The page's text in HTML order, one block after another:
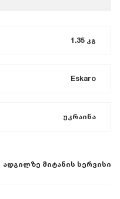
1.35 კგ
Eskaro
უკრაინა
ადგილზე მიტანის სერვისი